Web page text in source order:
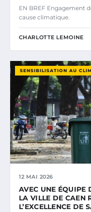
EN BREF Engagement
cause climatique.
CHARLOTTE LEMOINE
SENSIBILISATION AU
12 MAI 2026
AVEC UNE ÉQUIPE
LA VILLE DE CAEN
L’EXCELLENCE DE